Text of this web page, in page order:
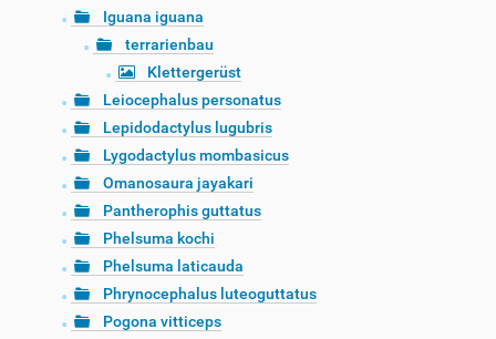
Iguana iguana
terrarienbau
Klettergerüst
Leiocephalus personatus
Lepidodactylus lugubris
Lygodactylus mombasicus
Omanosaura jayakari
Pantherophis guttatus
Phelsuma kochi
Phelsuma laticauda
Phrynocephalus luteoguttatus
Pogona vitticeps